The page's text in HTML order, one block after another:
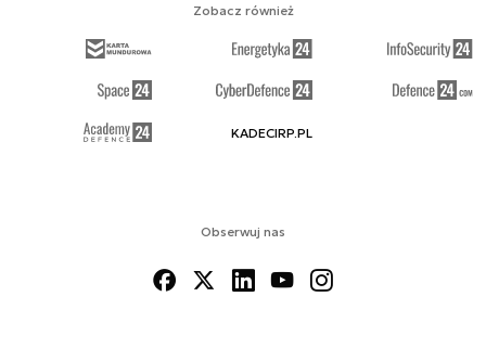
Obserwuj nas
Zobacz również
KADECIRP.PL